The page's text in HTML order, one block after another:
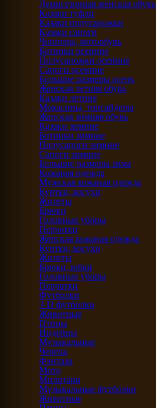
Демисезонная женская обувь
Казаки туфли
Казаки полусапожки
Казаки сапоги
Чопперы, мотообувь
Ботинки осенние
Полусапожки осенние
Сапоги осенние
Большие размеры осень
Женская летняя обувь
Казаки летние
Мокасины, топсайдеры
Женская зимняя обувь
Казаки зимние
Ботинки зимние
Полусапоги зимние
Сапоги зимние
Большие размеры зима
Кожаная одежда
Мужская кожаная одежда
Куртки, косухи
Жилеты
Брюки
Головные уборы
Перчатки
Женская кожаная одежда
Куртки, косухи
Жилеты
Брюки, юбки
Головные уборы
Перчатки
Футболки
3-D футболки
Животные
Птицы
Индейцы
Музыкальные
Черепа
Фэнтази
Мото
Милитари
Музыкальные футболки
Животные